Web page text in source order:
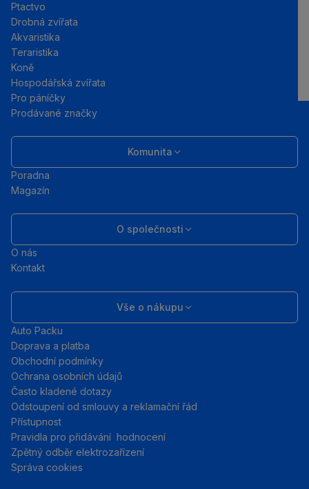
Ptactvo
Drobná zvířata
Akvaristika
Teraristika
Koně
Hospodářská zvířata
Pro páníčky
Prodávané značky
Komunita
Poradna
Magazín
O společnosti
O nás
Kontakt
Vše o nákupu
Auto Packu
Doprava a platba
Obchodní podmínky
Ochrana osobních údajů
Často kladené dotazy
Odstoupení od smlouvy a reklamační řád
Přístupnost
Pravidla pro přidávání hodnocení
Zpětný odběr elektrozařízení
Správa cookies